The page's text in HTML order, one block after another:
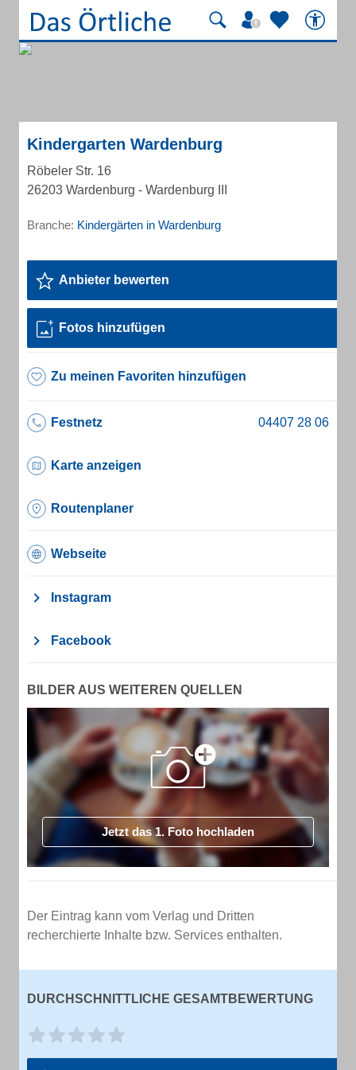
Kindergarten Wardenburg
Röbeler Str. 16
26203 Wardenburg - Wardenburg III
Branche: Kindergärten in Wardenburg
Anbieter bewerten
Fotos hinzufügen
Zu meinen Favoriten hinzufügen
Festnetz
Karte anzeigen
Routenplaner
Webseite
Instagram
Facebook
BILDER AUS WEITEREN QUELLEN
Jetzt das 1. Foto hochladen
Der Eintrag kann vom Verlag und Dritten
recherchierte Inhalte bzw. Services enthalten.
DURCHSCHNITTLICHE GESAMTBEWERTUNG